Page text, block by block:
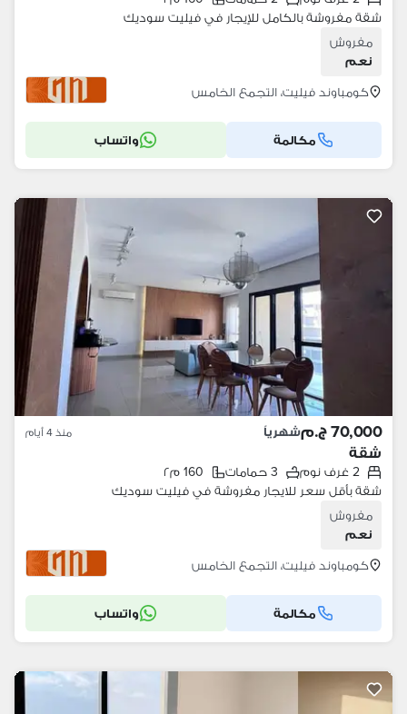
شقة مفروشة بالكامل للإيجار في فيليت سوديك
مفروش
نعم
كومباوند فيليت، التجمع الخامس
مكالمة واتساب
70,000 ج.م شهرياً منذ 4 أيام
شقة
2 غرف نوم 3 حمامات
160 م٢
شقة بأقل سعر للايجار مفروشة في فيليت سوديك
مفروش
نعم
كومباوند فيليت، التجمع الخامس
مكالمة واتساب